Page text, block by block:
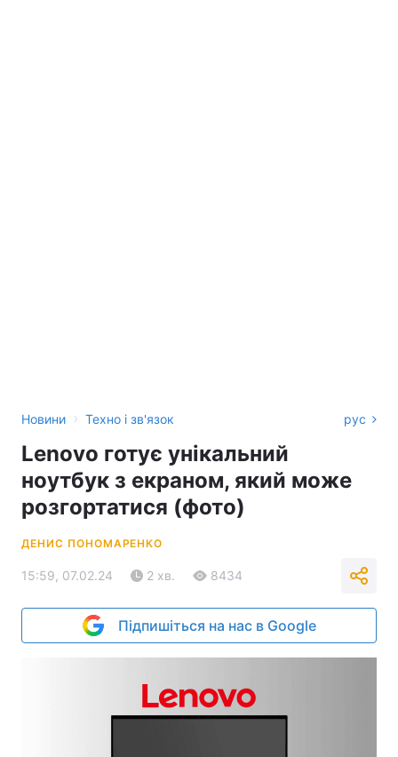
Новини › Техно і зв'язок рус
Lenovo готує унікальний
ноутбук з екраном, який може
розгортатися (фото)
ДЕНИС ПОНОМАРЕНКО
15:59, 07.02.24 2 хв. 8434
Підпишіться на нас в Google